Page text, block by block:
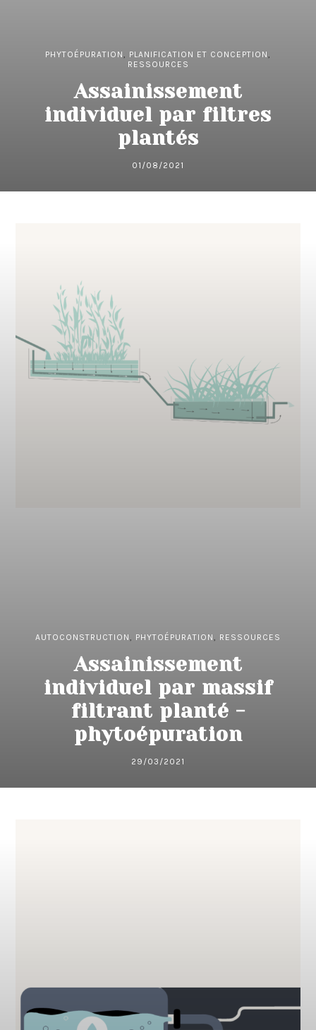
PHYTOÉPURATION, PLANIFICATION ET CONCEPTION,
RESSOURCES
Assainissement
individuel par filtres
plantés
01/08/2021
AUTOCONSTRUCTION, PHYTOÉPURATION, RESSOURCES
Assainissement
individuel par massif
filtrant planté -
phytoépuration
29/03/2021